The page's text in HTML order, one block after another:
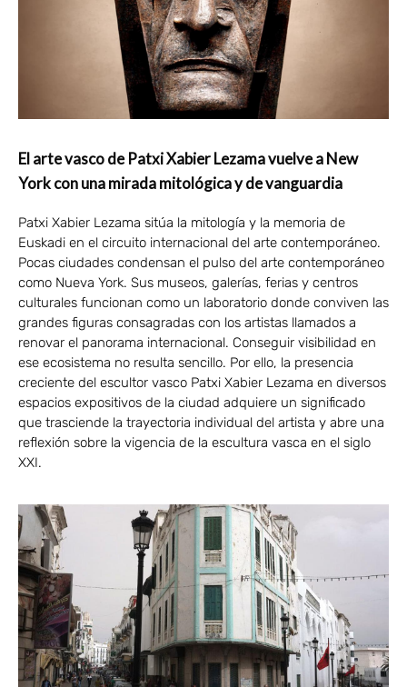
El arte vasco de Patxi Xabier Lezama vuelve a New
York con una mirada mitológica y de vanguardia
Patxi Xabier Lezama sitúa la mitología y la memoria de
Euskadi en el circuito internacional del arte contemporáneo.
Pocas ciudades condensan el pulso del arte contemporáneo
como Nueva York. Sus museos, galerías, ferias y centros
culturales funcionan como un laboratorio donde conviven las
grandes figuras consagradas con los artistas llamados a
renovar el panorama internacional. Conseguir visibilidad en
ese ecosistema no resulta sencillo. Por ello, la presencia
creciente del escultor vasco Patxi Xabier Lezama en diversos
espacios expositivos de la ciudad adquiere un significado
que trasciende la trayectoria individual del artista y abre una
reflexión sobre la vigencia de la escultura vasca en el siglo
XXI.